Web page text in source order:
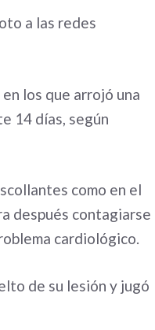
a las redes
los que arrojó una
14 días, según
como en el
después contagiarse
cardiológico.
de su lesión y jugó